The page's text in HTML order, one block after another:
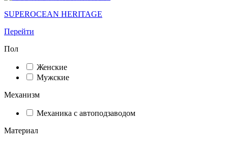
SUPEROCEAN HERITAGE
Перейти
Пол
Женские
Мужские
Механизм
Механика с автоподзаводом
Материал